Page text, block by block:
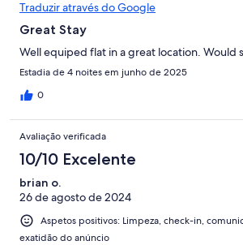
Traduzir através do Google
Great Stay
Well equiped flat in a great location. Would
Estadia de 4 noites em junho de 2025
0
Avaliação verificada
10/10 Excelente
brian o.
26 de agosto de 2024
Aspetos positivos: Limpeza, check-in,
exatidão do anúncio